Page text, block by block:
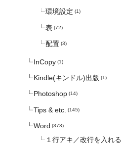
環境設定 (1)
表 (72)
配置 (3)
InCopy (1)
Kindle(キンドル)出版 (1)
Photoshop (14)
Tips & etc. (145)
Word (373)
１行アキ／改行を入れる